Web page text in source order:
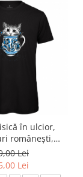
în ulcior,
românești,
neagră,
Lei
Lei